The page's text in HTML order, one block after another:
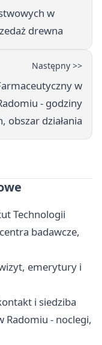
w
drewna
Następny >>
w
- godziny
obszar działania
Technologii
badawcze,
emerytury i
i siedziba
Radomiu - noclegi,